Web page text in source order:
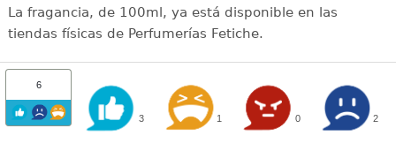
La fragancia, de 100ml, ya está disponible en las
tiendas físicas de Perfumerías Fetiche.
6
3 1 0 2